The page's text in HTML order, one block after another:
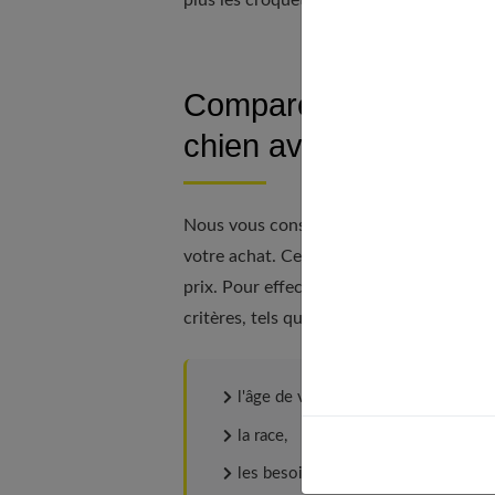
Comparez les prix
chien avant d’acheter
Nous vous conseillons de comparer
votre achat. Cela vous permettra en
prix. Pour effectuer cette comparaison,
critères, tels que :
l'âge de votre chien,
la race,
les besoins physiologiques,